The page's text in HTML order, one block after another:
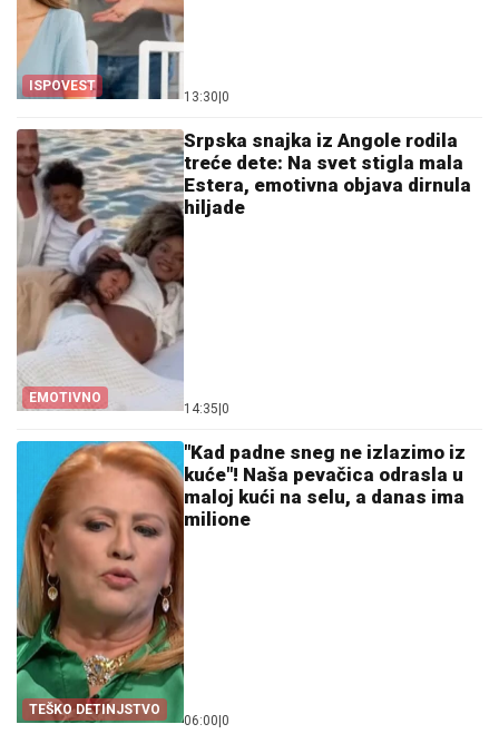
ISPOVEST
13:30 0
EMOTIVNO
Srpska snajka iz Angole rodila
treće dete: Na svet stigla mala
Estera, emotivna objava dirnula
hiljade
14:35 0
TEŠKO DETINJSTVO
"Kad padne sneg ne izlazimo iz
kuće"! Naša pevačica odrasla u
maloj kući na selu, a danas ima
milione
06:00 0